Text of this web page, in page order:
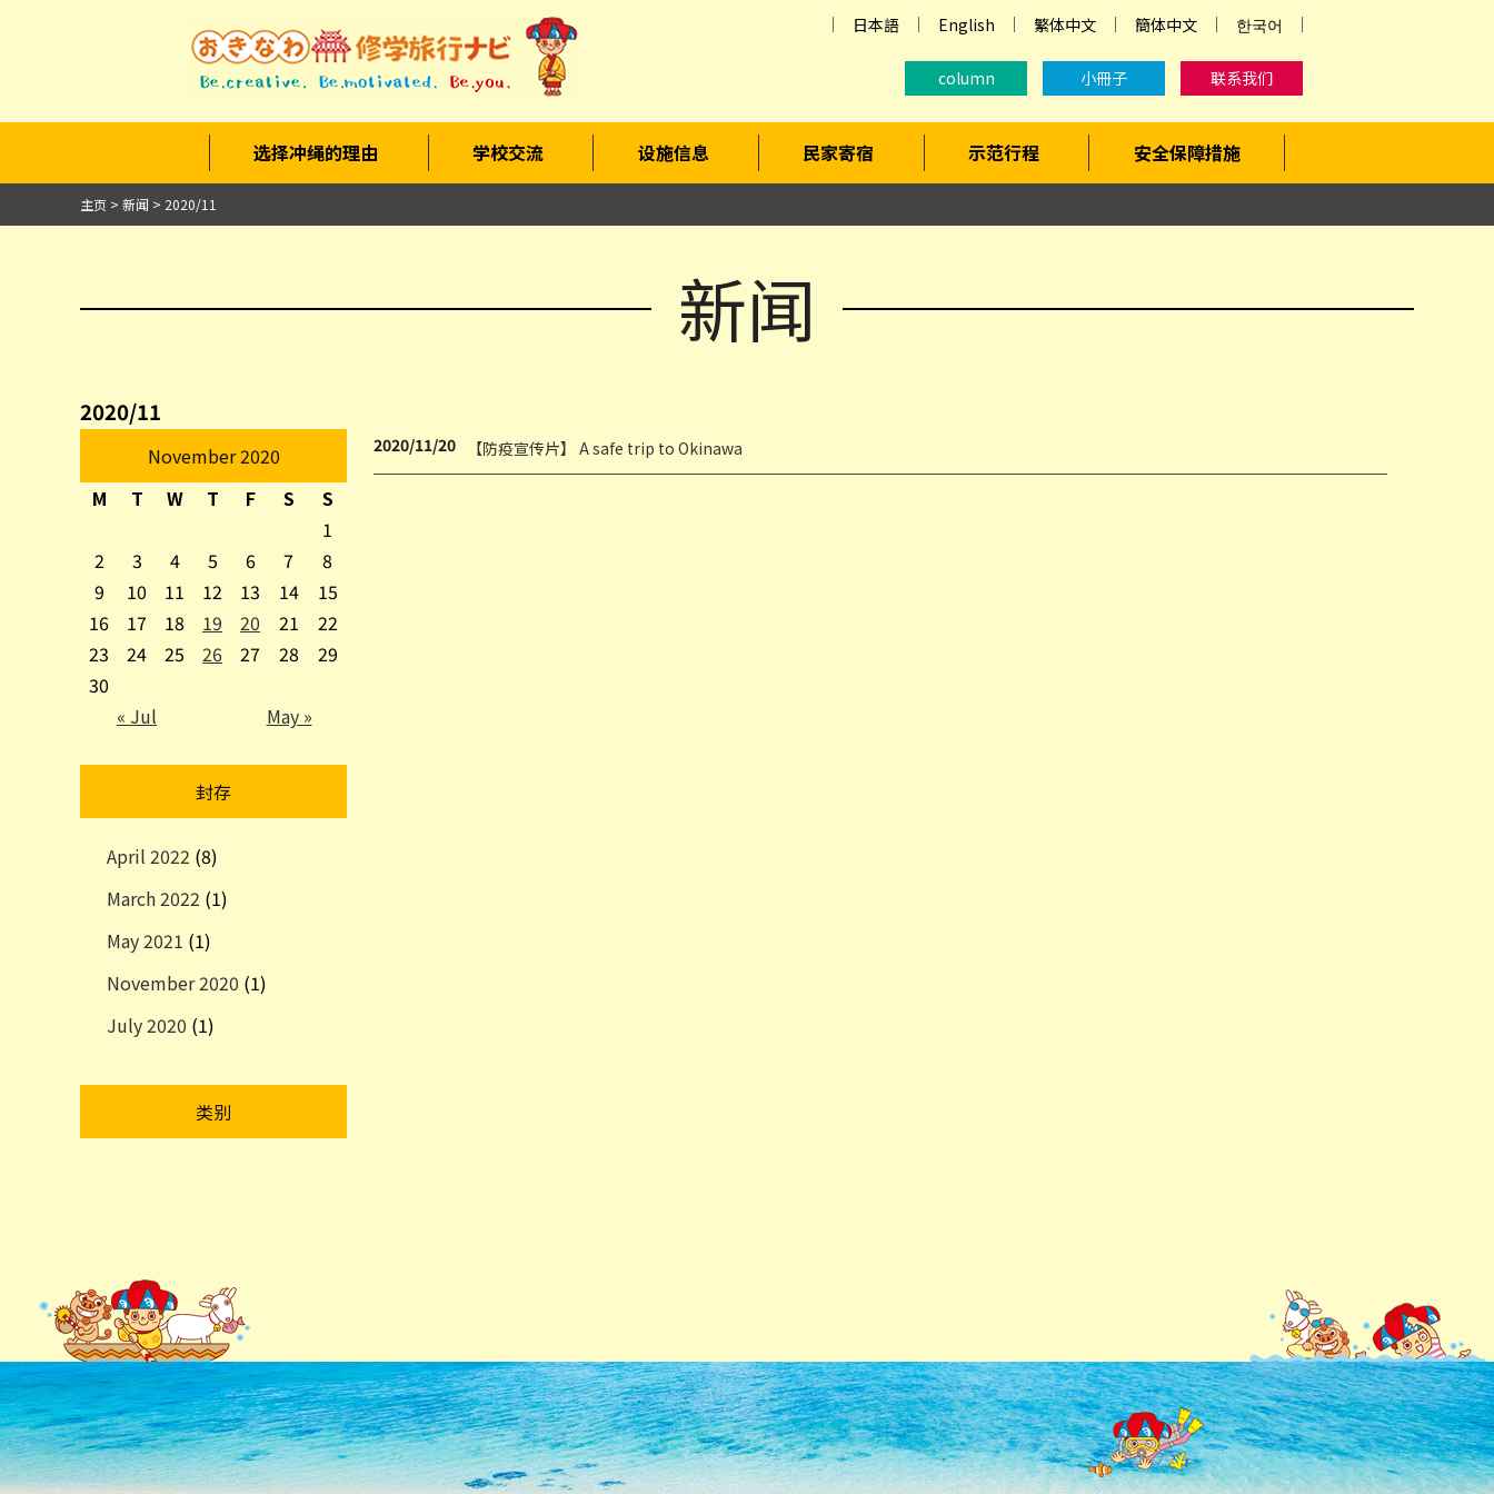
한국어
簡体中文
繁体中文
English
日本語
column 小冊子 联系我们
选择冲绳的理由 学校交流 设施信息 民家寄宿 示范行程 安全保障措施
主页 新闻 2020/11
新闻
2020/11
2020/11/20 【防疫宣传片】 A safe trip to Okinawa
November 2020
M
T W T F S S
« Jul May »
1
2
3 4 5 6 7
8
9
10 11 12 13 14
15
16
17 18 19 20 21
22
23
24 25 26 27 28
29
30
封存
April 2022 (8)
March 2022 (1)
May 2021 (1)
November 2020 (1)
July 2020 (1)
类别